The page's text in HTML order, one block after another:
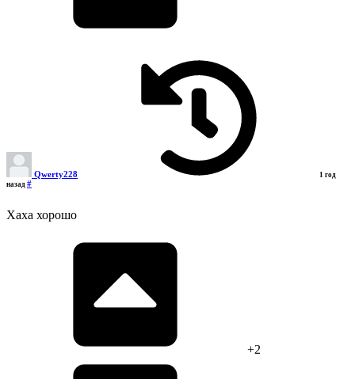
Qwerty228
1 год
назад #
Хаха хорошо
+2